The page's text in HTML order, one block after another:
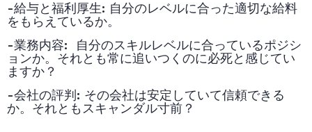
-給与と福利厚生: 自分のレベルに合った適切な給料
をもらえているか。
-業務内容: 自分のスキルレベルに合っているポジシ
ョンか。それとも常に追いつくのに必死と感じてい
ますか？
-会社の評判 : その会社は安定していて信頼できる
か。それともスキャンダル寸前？